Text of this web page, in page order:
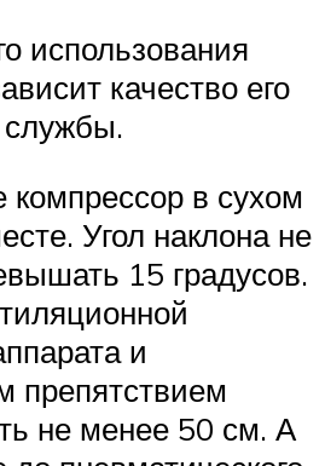
использования
качество его
службы.
компрессор в сухом
Угол наклона не
15 градусов.
и
препятствием
не менее 50 см. А